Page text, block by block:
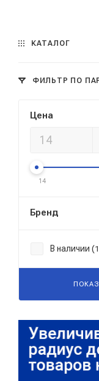
КАТАЛОГ
ФИЛЬТР ПО
Цена
14
Бренд
В наличии (